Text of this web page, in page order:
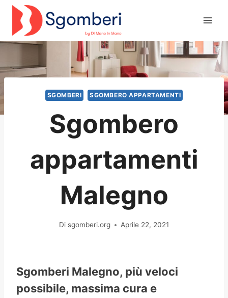
Salta
contenuto
SGOMBERI SGOMBERO APPARTAMENTI
Sgombero
appartamenti
Malegno
Di sgomberi.org Aprile 22, 2021
Sgomberi Malegno, più veloci
possibile, massima cura e